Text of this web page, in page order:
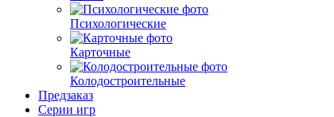
Психологические
Карточные
Колодостроительные
Предзаказ
Серии игр